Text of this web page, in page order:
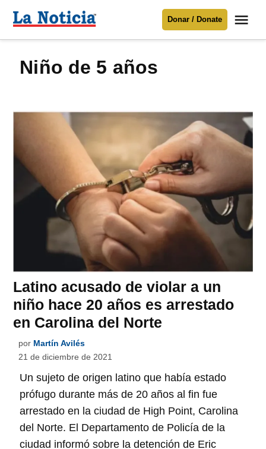
Para mantenerte informado necesitamos
contenido
Noticia
Donar / Donate
niño de 5 años
Latino acusado de violar a un
niño hace 20 años es arrestado
en Carolina del Norte
por Martín Avilés
21 de diciembre de 2021
Un sujeto de origen latino que había estado
prófugo durante más de 20 años al fin fue
arrestado en la ciudad de High Point, Carolina
del Norte. El Departamento de Policía de la
ciudad informó sobre la detención de Eric